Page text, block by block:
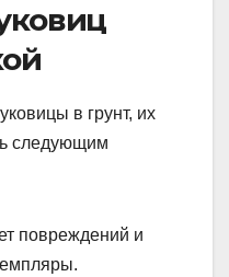
в грунт, их
следующим
повреждений и